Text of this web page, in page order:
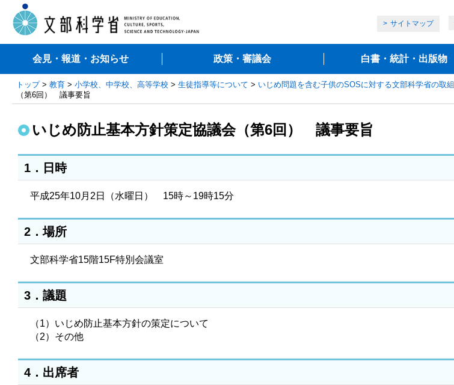
サイトマップ
会見・報道・お知らせ 政策・審議会 白書・統計・出版物
トップ> 教育 > 小学校、中学校、高等学校 > 生徒指導等について > いじめ問題を含む子供のSOSに対する文部科学省の取組
（第6回） 議事要旨
いじめ防止基本方針策定協議会（第6回） 議事要旨
1．日時
平成25年10月2日（水曜日） 15時～19時15分
2．場所
文部科学省15階15F特別会議室
3．議題
（1）いじめ防止基本方針の策定について
（2）その他
4．出席者